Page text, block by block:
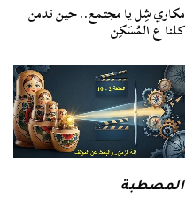
مكاري شِل يا مجتمع.. حين ندمن
كلنا ع المُسَكِن
المصطبة